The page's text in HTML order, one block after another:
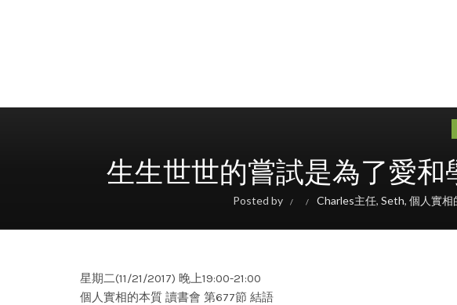
生生世世的嘗試是為了愛和
Posted by Charles主任, Seth, 個人實相
星期二(11/21/2017) 晚上19:00-21:00
個人實相的本質 讀書會 第677節 結語